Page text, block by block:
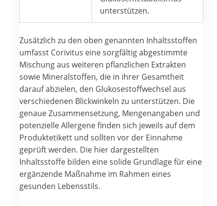
unterstützen.
Zusätzlich zu den oben genannten Inhaltsstoffen
umfasst Corivitus eine sorgfältig abgestimmte
Mischung aus weiteren pflanzlichen Extrakten
sowie Mineralstoffen, die in ihrer Gesamtheit
darauf abzielen, den Glukosestoffwechsel aus
verschiedenen Blickwinkeln zu unterstützen. Die
genaue Zusammensetzung, Mengenangaben und
potenzielle Allergene finden sich jeweils auf dem
Produktetikett und sollten vor der Einnahme
geprüft werden. Die hier dargestellten
Inhaltsstoffe bilden eine solide Grundlage für eine
ergänzende Maßnahme im Rahmen eines
gesunden Lebensstils.